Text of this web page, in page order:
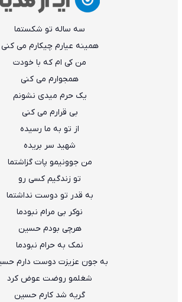
سه ساله تو شکستما
همینه عیارم چیکارم می کنی
من کی ام که با خودت
همجوارم می کنی
یک حرم میدی نشونم
بی قرارم می کنی
از تو به ما رسیده
شهید سر بریده
من جوونیمو پات گزاشتما
تو زندگیم کسی رو
به قدر تو دوست نداشتما
نوکر بی مرام نبودما
هرچی بودم حسین
نمک به حرام نبودما
به جون عزیزت دوست دارم
شغلمو روضت عوض کرد
گریه شد کارم حسین